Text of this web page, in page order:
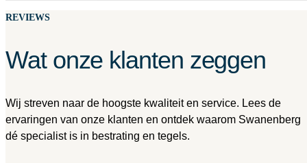
REVIEWS
Wat onze klanten zeggen
Wij streven naar de hoogste kwaliteit en service. Lees de
ervaringen van onze klanten en ontdek waarom Swanenberg
dé specialist is in bestrating en tegels.